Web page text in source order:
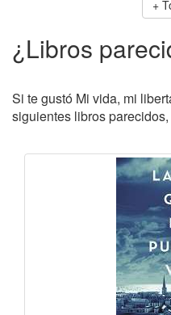
¿Libros
Si te gustó Mi vida, mi
siguientes libros